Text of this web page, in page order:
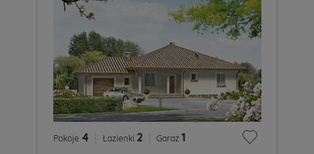
Pokoje 4 Łazienki 2 Garaż 1